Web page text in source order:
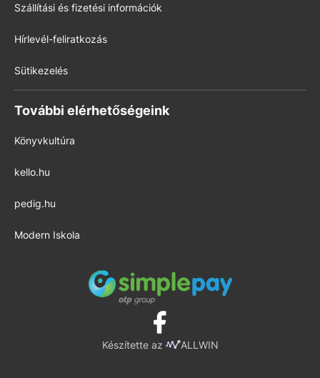
Szállítási és fizetési információk
Hírlevél-feliratkozás
Sütikezelés
További elérhetőségeink
Könyvkultúra
kello.hu
pedig.hu
Modern Iskola
Készítette az ALLWIN